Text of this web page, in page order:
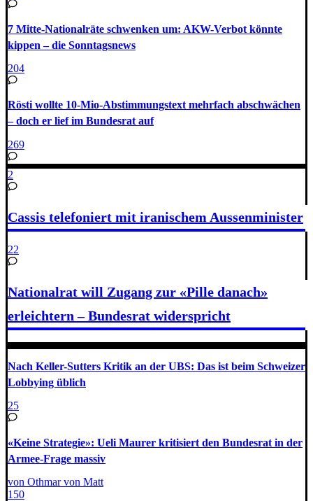
7 Mitte-Nationalräte schwenken um: AKW-Verbot könnte
kippen – die Sonntagsnews
204
Rösti wollte 10-Mio-Abstimmungstext mehrfach abschwächen
– doch er lief im Bundesrat auf
269
2
Cassis telefoniert mit iranischem Aussenminister
22
Nationalrat will Zugang zur «Pille danach»
erleichtern – Bundesrat widerspricht
Nach Keller-Sutters Kritik an der UBS: Das ist beim Schweizer
Lobbying üblich
25
«Keine Strategie»: Ueli Maurer kritisiert den Bundesrat in der
Armee-Frage massiv
von Othmar von Matt
150